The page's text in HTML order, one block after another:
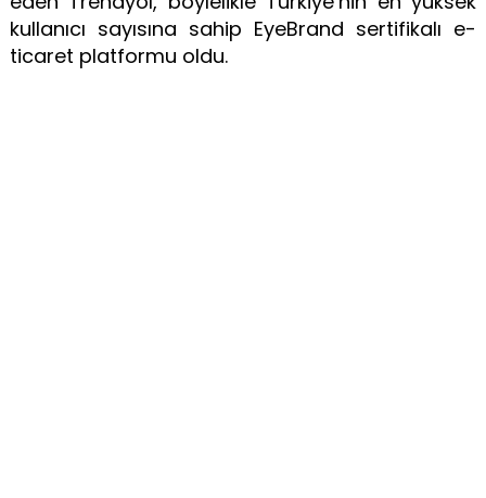
kullanıcı sayısına sahip EyeBrand sertifikalı e-
ticaret platformu oldu.